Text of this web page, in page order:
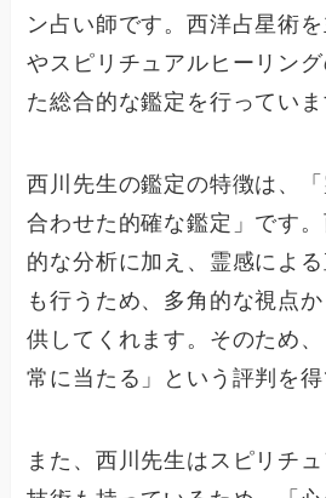
ン占い師です。西洋占星術
やスピリチュアルヒーリン
た総合的な鑑定を行っていま
西川先生の鑑定の特徴は、
合わせた的確な鑑定」です
的な分析に加え、霊感によ
も行うため、多角的な視点
供してくれます。そのため
常に当たる」という評判を得
また、西川先生はスピリチ